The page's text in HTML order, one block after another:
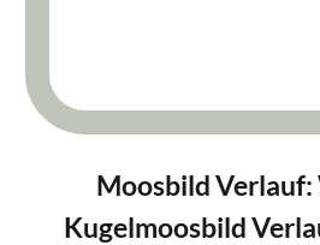
Moosbild Verlauf:
Kugelmoosbild